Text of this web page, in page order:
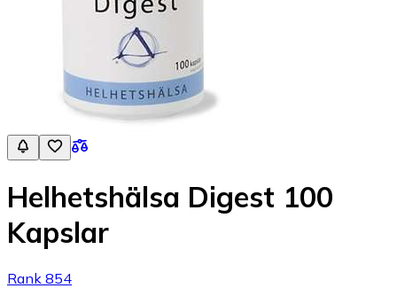
Helhetshälsa Digest 100
Kapslar
Rank 854